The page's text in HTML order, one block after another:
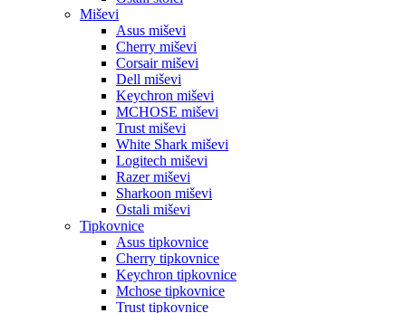
Miševi
Asus miševi
Cherry miševi
Corsair miševi
Dell miševi
Keychron miševi
MCHOSE miševi
Trust miševi
White Shark miševi
Logitech miševi
Razer miševi
Sharkoon miševi
Ostali miševi
Tipkovnice
Asus tipkovnice
Cherry tipkovnice
Keychron tipkovnice
Mchose tipkovnice
Trust tipkovnice